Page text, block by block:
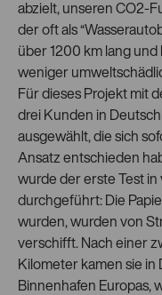
abzielt, unseren CO2-
der oft als
über 1200 km lang
weniger
Für dieses Projekt mit
drei Kunden in
ausgewählt, die sich
Ansatz entschieden
wurde der erste Test
durchgeführt: Die
wurden, wurden von
verschifft. Nach einer
Kilometer kamen sie in
Binnenhafen Europas,